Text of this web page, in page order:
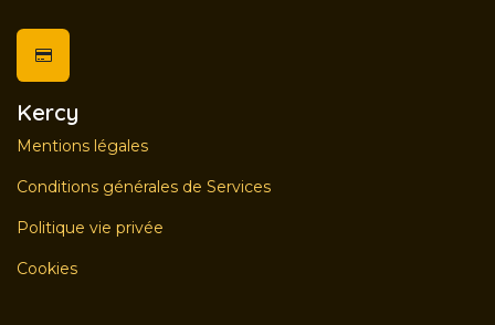
Kercy
Mentions légales
Conditions générales de Services
Politique vie privée
Cookies